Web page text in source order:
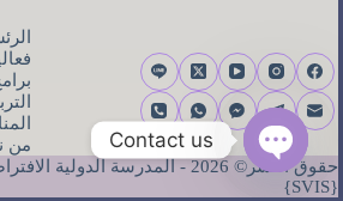
من
حقوق النشر© 2026 - المدرسة الدولية
{SVIS}
Contact us